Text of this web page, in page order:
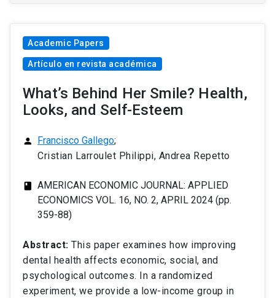
Academic Papers
Artículo en revista académica
What’s Behind Her Smile? Health,
Looks, and Self-Esteem
person Francisco Gallego;
Cristian Larroulet Philippi, Andrea Repetto
class
AMERICAN ECONOMIC JOURNAL: APPLIED
ECONOMICS VOL. 16, NO. 2, APRIL 2024 (pp.
359-88)
Abstract: This paper examines how improving
dental health affects economic, social, and
psychological outcomes. In a randomized
experiment, we provide a low-income group in